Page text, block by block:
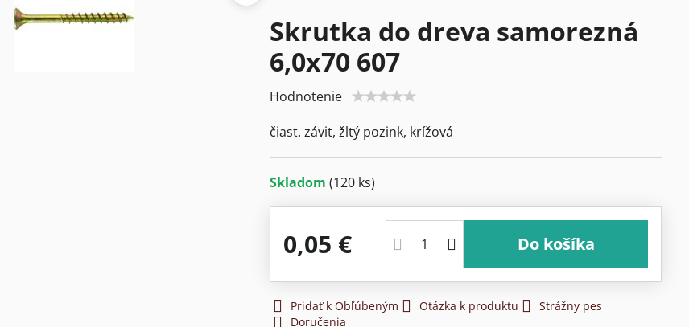
Skrutka do dreva samorezná
6,0x70 607
Hodnotenie
čiast. závit, žltý pozink, krížová
Skladom(120 ks)
0,05 € Do košíka
Pridať k Obľúbeným Otázka k produktu
Strážny pes
Doručenia